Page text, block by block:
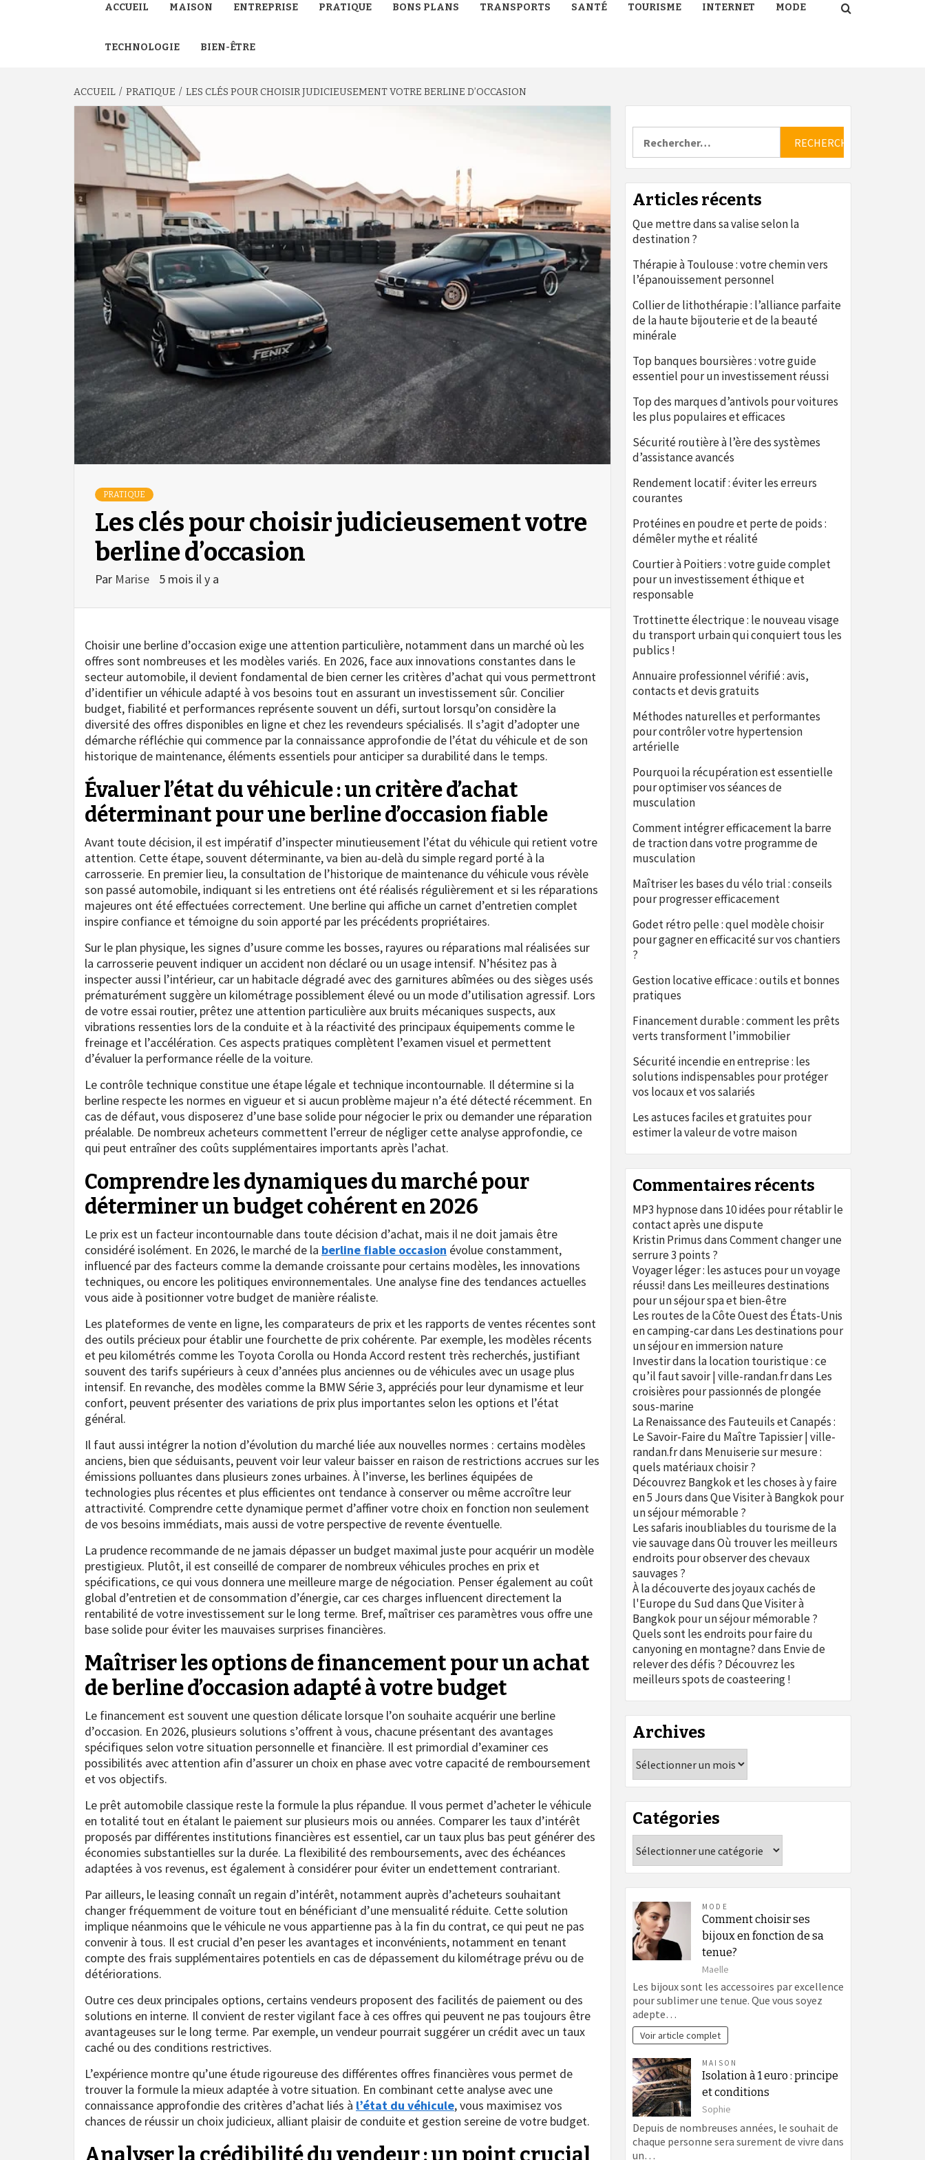
ACCUEIL MAISON ENTREPRISE PRATIQUE BONS PLANS TRANSPORTS SANTÉ TOURISME INTERNET MODE
TECHNOLOGIE BIEN-ÊTRE
ACCUEIL PRATIQUE LES CLÉS POUR CHOISIR JUDICIEUSEMENT VOTRE BERLINE D’OCCASION
PRATIQUE
Les clés pour choisir judicieusement votre
berline d’occasion
Par Marise 5 mois il y a
Choisir une berline d’occasion exige une attention particulière, notamment dans un marché où les
offres sont nombreuses et les modèles variés. En 2026, face aux innovations constantes dans le
secteur automobile, il devient fondamental de bien cerner les critères d’achat qui vous permettront
d’identifier un véhicule adapté à vos besoins tout en assurant un investissement sûr. Concilier
budget, fiabilité et performances représente souvent un défi, surtout lorsqu’on considère la
diversité des offres disponibles en ligne et chez les revendeurs spécialisés. Il s’agit d’adopter une
démarche réfléchie qui commence par la connaissance approfondie de l’état du véhicule et de son
historique de maintenance, éléments essentiels pour anticiper sa durabilité dans le temps.
Évaluer l’état du véhicule : un critère d’achat
déterminant pour une berline d’occasion fiable
Avant toute décision, il est impératif d’inspecter minutieusement l’état du véhicule qui retient votre
attention. Cette étape, souvent déterminante, va bien au-delà du simple regard porté à la
carrosserie. En premier lieu, la consultation de l’historique de maintenance du véhicule vous révèle
son passé automobile, indiquant si les entretiens ont été réalisés régulièrement et si les réparations
majeures ont été effectuées correctement. Une berline qui affiche un carnet d’entretien complet
inspire confiance et témoigne du soin apporté par les précédents propriétaires.
Sur le plan physique, les signes d’usure comme les bosses, rayures ou réparations mal réalisées sur
la carrosserie peuvent indiquer un accident non déclaré ou un usage intensif. N’hésitez pas à
inspecter aussi l’intérieur, car un habitacle dégradé avec des garnitures abîmées ou des sièges usés
prématurément suggère un kilométrage possiblement élevé ou un mode d’utilisation agressif. Lors
de votre essai routier, prêtez une attention particulière aux bruits mécaniques suspects, aux
vibrations ressenties lors de la conduite et à la réactivité des principaux équipements comme le
freinage et l’accélération. Ces aspects pratiques complètent l’examen visuel et permettent
d’évaluer la performance réelle de la voiture.
Le contrôle technique constitue une étape légale et technique incontournable. Il détermine si la
berline respecte les normes en vigueur et si aucun problème majeur n’a été détecté récemment. En
cas de défaut, vous disposerez d’une base solide pour négocier le prix ou demander une réparation
préalable. De nombreux acheteurs commettent l’erreur de négliger cette analyse approfondie, ce
qui peut entraîner des coûts supplémentaires importants après l’achat.
Comprendre les dynamiques du marché pour
déterminer un budget cohérent en 2026
Le prix est un facteur incontournable dans toute décision d’achat, mais il ne doit jamais être
considéré isolément. En 2026, le marché de la berline fiable occasion évolue constamment,
influencé par des facteurs comme la demande croissante pour certains modèles, les innovations
techniques, ou encore les politiques environnementales. Une analyse fine des tendances actuelles
vous aide à positionner votre budget de manière réaliste.
Les plateformes de vente en ligne, les comparateurs de prix et les rapports de ventes récentes sont
des outils précieux pour établir une fourchette de prix cohérente. Par exemple, les modèles récents
et peu kilométrés comme les Toyota Corolla ou Honda Accord restent très recherchés, justifiant
souvent des tarifs supérieurs à ceux d’années plus anciennes ou de véhicules avec un usage plus
intensif. En revanche, des modèles comme la BMW Série 3, appréciés pour leur dynamisme et leur
confort, peuvent présenter des variations de prix plus importantes selon les options et l’état
général.
Il faut aussi intégrer la notion d’évolution du marché liée aux nouvelles normes : certains modèles
anciens, bien que séduisants, peuvent voir leur valeur baisser en raison de restrictions accrues sur les
émissions polluantes dans plusieurs zones urbaines. À l’inverse, les berlines équipées de
technologies plus récentes et plus efficientes ont tendance à conserver ou même accroître leur
attractivité. Comprendre cette dynamique permet d’affiner votre choix en fonction non seulement
de vos besoins immédiats, mais aussi de votre perspective de revente éventuelle.
La prudence recommande de ne jamais dépasser un budget maximal juste pour acquérir un modèle
prestigieux. Plutôt, il est conseillé de comparer de nombreux véhicules proches en prix et
spécifications, ce qui vous donnera une meilleure marge de négociation. Penser également au coût
global d’entretien et de consommation d’énergie, car ces charges influencent directement la
rentabilité de votre investissement sur le long terme. Bref, maîtriser ces paramètres vous offre une
base solide pour éviter les mauvaises surprises financières.
Maîtriser les options de financement pour un achat
de berline d’occasion adapté à votre budget
Le financement est souvent une question délicate lorsque l’on souhaite acquérir une berline
d’occasion. En 2026, plusieurs solutions s’offrent à vous, chacune présentant des avantages
spécifiques selon votre situation personnelle et financière. Il est primordial d’examiner ces
possibilités avec attention afin d’assurer un choix en phase avec votre capacité de remboursement
et vos objectifs.
Le prêt automobile classique reste la formule la plus répandue. Il vous permet d’acheter le véhicule
en totalité tout en étalant le paiement sur plusieurs mois ou années. Comparer les taux d’intérêt
proposés par différentes institutions financières est essentiel, car un taux plus bas peut générer des
économies substantielles sur la durée. La flexibilité des remboursements, avec des échéances
adaptées à vos revenus, est également à considérer pour éviter un endettement contrariant.
Par ailleurs, le leasing connaît un regain d’intérêt, notamment auprès d’acheteurs souhaitant
changer fréquemment de voiture tout en bénéficiant d’une mensualité réduite. Cette solution
implique néanmoins que le véhicule ne vous appartienne pas à la fin du contrat, ce qui peut ne pas
convenir à tous. Il est crucial d’en peser les avantages et inconvénients, notamment en tenant
compte des frais supplémentaires potentiels en cas de dépassement du kilométrage prévu ou de
détériorations.
Outre ces deux principales options, certains vendeurs proposent des facilités de paiement ou des
solutions en interne. Il convient de rester vigilant face à ces offres qui peuvent ne pas toujours être
avantageuses sur le long terme. Par exemple, un vendeur pourrait suggérer un crédit avec un taux
caché ou des conditions restrictives.
L’expérience montre qu’une étude rigoureuse des différentes offres financières vous permet de
trouver la formule la mieux adaptée à votre situation. En combinant cette analyse avec une
connaissance approfondie des critères d’achat liés à l’état du véhicule, vous maximisez vos
chances de réussir un choix judicieux, alliant plaisir de conduite et gestion sereine de votre budget.
Analyser la crédibilité du vendeur : un point crucial
Articles récents
Que mettre dans sa valise selon la
destination ?
Thérapie à Toulouse : votre chemin vers
l’épanouissement personnel
Collier de lithothérapie : l’alliance parfaite
de la haute bijouterie et de la beauté
minérale
Top banques boursières : votre guide
essentiel pour un investissement réussi
Top des marques d’antivols pour voitures
les plus populaires et efficaces
Sécurité routière à l’ère des systèmes
d’assistance avancés
Rendement locatif : éviter les erreurs
courantes
Protéines en poudre et perte de poids :
démêler mythe et réalité
Courtier à Poitiers : votre guide complet
pour un investissement éthique et
responsable
Trottinette électrique : le nouveau visage
du transport urbain qui conquiert tous les
publics !
Annuaire professionnel vérifié : avis,
contacts et devis gratuits
Méthodes naturelles et performantes
pour contrôler votre hypertension
artérielle
Pourquoi la récupération est essentielle
pour optimiser vos séances de
musculation
Comment intégrer efficacement la barre
de traction dans votre programme de
musculation
Maîtriser les bases du vélo trial : conseils
pour progresser efficacement
Godet rétro pelle : quel modèle choisir
pour gagner en efficacité sur vos chantiers
?
Gestion locative efficace : outils et bonnes
pratiques
Financement durable : comment les prêts
verts transforment l’immobilier
Sécurité incendie en entreprise : les
solutions indispensables pour protéger
vos locaux et vos salariés
Les astuces faciles et gratuites pour
estimer la valeur de votre maison
Commentaires récents
MP3 hypnosedans 10 idées pour rétablir le
contact après une dispute
Kristin PrimusdansComment changer une
serrure 3 points ?
Voyager léger : les astuces pour un voyage
réussi!dans Les meilleures destinations
pour un séjour spa et bien-être
Les routes de la Côte Ouest des États-Unis
en camping-cardans Les destinations pour
un séjour en immersion nature
Investir dans la location touristique : ce
qu’il faut savoir | ville-randan.frdans Les
croisières pour passionnés de plongée
sous-marine
La Renaissance des Fauteuils et Canapés :
Le Savoir-Faire du Maître Tapissier | ville-
randan.frdans Menuiserie sur mesure :
quels matériaux choisir ?
Découvrez Bangkok et les choses à y faire
en 5 JoursdansQue Visiter à Bangkok pour
un séjour mémorable ?
Les safaris inoubliables du tourisme de la
vie sauvagedansOù trouver les meilleurs
endroits pour observer des chevaux
sauvages ?
À la découverte des joyaux cachés de
l'Europe du SuddansQue Visiter à
Bangkok pour un séjour mémorable ?
Quels sont les endroits pour faire du
canyoning en montagne?dans Envie de
relever des défis ? Découvrez les
meilleurs spots de coasteering !
Archives
Catégories
MODE
Comment choisir ses
bijoux en fonction de sa
tenue?
Maelle
Les bijoux sont les accessoires par excellence
pour sublimer une tenue. Que vous soyez
adepte…
Voir article complet
MAISON
Isolation à 1 euro : principe
et conditions
Sophie
Depuis de nombreuses années, le souhait de
chaque personne sera surement de vivre dans
un…